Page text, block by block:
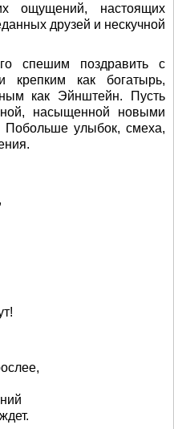
ощущений, настоящих
друзей и нескучной
спешим поздравить с
крепким как богатырь,
как Эйнштейн. Пусть
насыщенной новыми
Побольше улыбок, смеха,